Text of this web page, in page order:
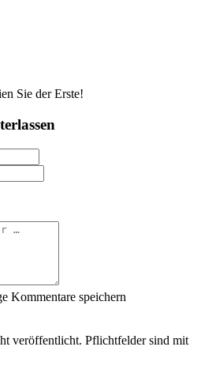
Sie der Erste!
Kommentare speichern
veröffentlicht. Pflichtfelder sind mit